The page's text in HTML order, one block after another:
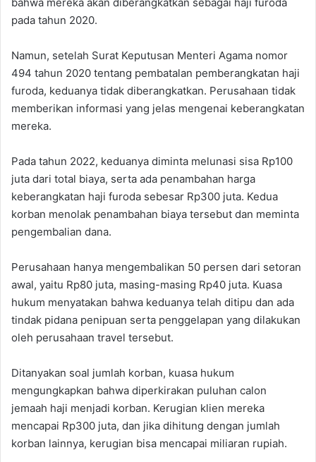
pada tahun 2020.
Namun, setelah Surat Keputusan Menteri Agama nomor
494 tahun 2020 tentang pembatalan pemberangkatan haji
furoda, keduanya tidak diberangkatkan. Perusahaan tidak
memberikan informasi yang jelas mengenai keberangkatan
mereka.
Pada tahun 2022, keduanya diminta melunasi sisa Rp100
juta dari total biaya, serta ada penambahan harga
keberangkatan haji furoda sebesar Rp300 juta. Kedua
korban menolak penambahan biaya tersebut dan meminta
pengembalian dana.
Perusahaan hanya mengembalikan 50 persen dari setoran
awal, yaitu Rp80 juta, masing-masing Rp40 juta. Kuasa
hukum menyatakan bahwa keduanya telah ditipu dan ada
tindak pidana penipuan serta penggelapan yang dilakukan
oleh perusahaan travel tersebut.
Ditanyakan soal jumlah korban, kuasa hukum
mengungkapkan bahwa diperkirakan puluhan calon
jemaah haji menjadi korban. Kerugian klien mereka
mencapai Rp300 juta, dan jika dihitung dengan jumlah
korban lainnya, kerugian bisa mencapai miliaran rupiah.